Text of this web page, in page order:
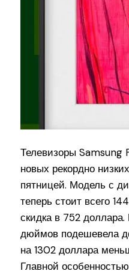
Телевизоры Samsung
новых рекордно
пятницей. Модель с
теперь стоит всего
скидка в 752
дюймов подешевела
на 1302 доллара
Главной